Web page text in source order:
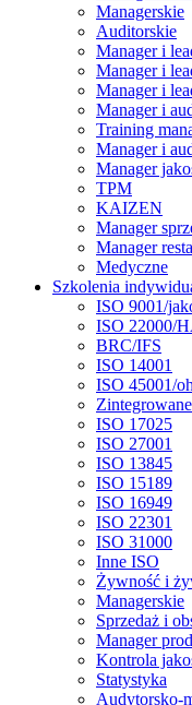
Managerskie
Auditorskie
Manager i
Manager i
Manager i
Manager i
Training
Manager i
Manager
TPM
KAIZEN
Manager
Manager
Medyczne
Szkolenia
ISO 9001/
ISO 22000/
BRC/IFS
ISO 14001
ISO 45001/
ISO 17025
ISO 27001
ISO 13845
ISO 15189
ISO 16949
ISO 22301
ISO 31000
Inne ISO
Żywność i
Managerskie
Sprzedaż i
Manager
Kontrola
Statystyka
Audytorsko-